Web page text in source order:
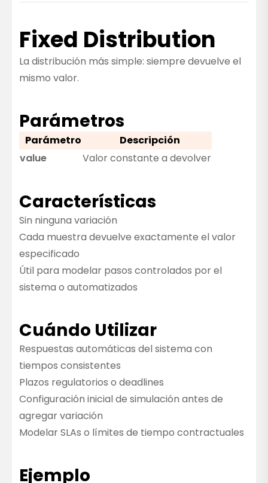
Fixed Distribution
La distribución más simple: siempre devuelve el
mismo valor.
Parámetros
Parámetro
Descripción
value
Valor constante a devolver
Características
Sin ninguna variación
Cada muestra devuelve exactamente el valor
especificado
Útil para modelar pasos controlados por el
sistema o automatizados
Cuándo Utilizar
Respuestas automáticas del sistema con
tiempos consistentes
Plazos regulatorios o deadlines
Configuración inicial de simulación antes de
agregar variación
Modelar SLAs o límites de tiempo contractuales
Ejemplo